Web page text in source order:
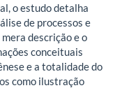
o estudo detalha
de processos e
descrição e o
conceituais
e a totalidade do
como ilustração